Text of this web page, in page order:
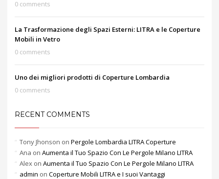
0 comments
La Trasformazione degli Spazi Esterni: LITRA e le Coperture
Mobili in Vetro
0 comments
Uno dei migliori prodotti di Coperture Lombardia
0 comments
RECENT COMMENTS
Tony Jhonson on Pergole Lombardia LITRA Coperture
Ana on Aumenta il Tuo Spazio Con Le Pergole Milano LITRA
Alex on Aumenta il Tuo Spazio Con Le Pergole Milano LITRA
admin on Coperture Mobili LITRA e I suoi Vantaggi